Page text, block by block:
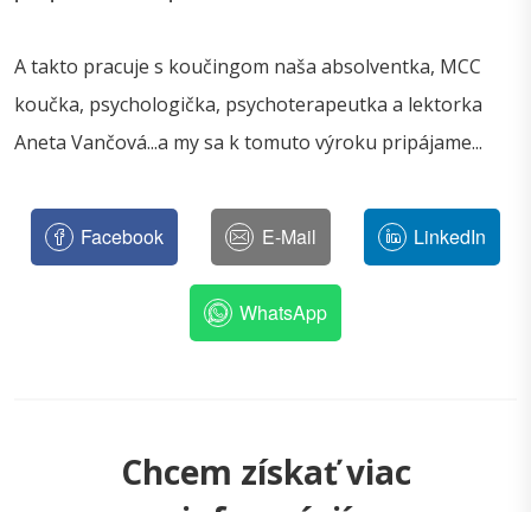
A takto pracuje s koučingom naša absolventka, MCC
koučka, psychologička, psychoterapeutka a lektorka
Aneta Vančová...a my sa k tomuto výroku pripájame...
Facebook E-Mail LinkedIn
WhatsApp
Chcem získať viac